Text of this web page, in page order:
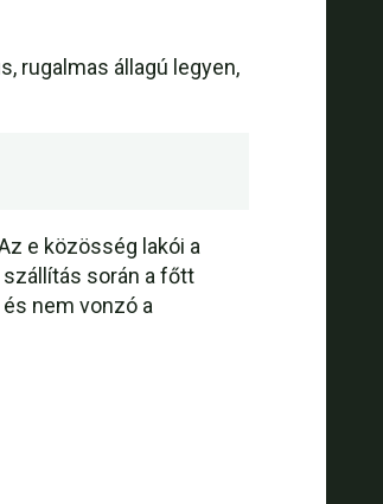
rugalmas állagú legyen,
e közösség lakói a
során a főtt
nem vonzó a